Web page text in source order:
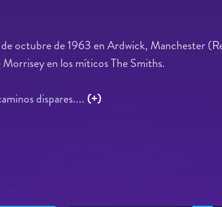
octubre de 1963 en Ardwick, Manchester
en los míticos The Smiths.
dispares.... (+)